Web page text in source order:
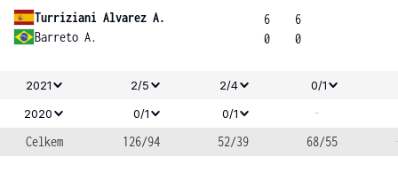
Turriziani Alvarez A.
Barreto A.
6
0
6
0
2021 2/5 2/4
0/1
2020
0/1 0/1
-
Celkem
126/94 52/39 68/55